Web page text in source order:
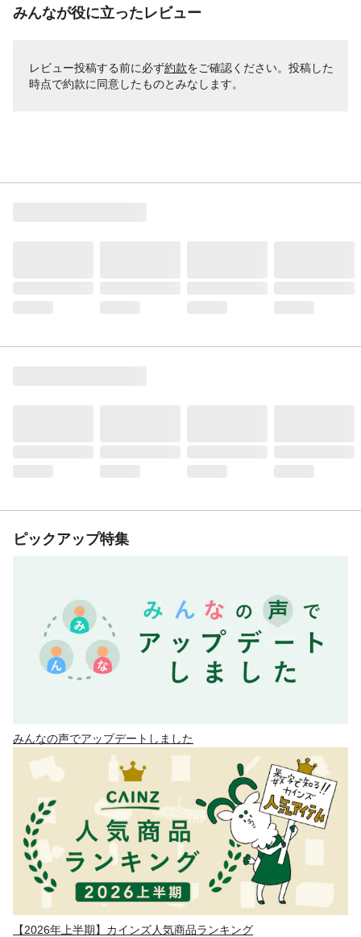
みんなが役に立ったレビュー
レビュー投稿する前に必ず約款をご確認ください。投稿した
時点で約款に同意したものとみなします。
ピックアップ特集
みんなの声でアップデートしました
【2026年上半期】カインズ人気商品ランキング